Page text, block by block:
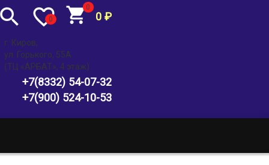
0 ₽
0
0
г. Киров,
ул. Горького, 55А
(ТЦ «АРБАТ», 4 этаж)
+7(8332) 54-07-32
+7(900) 524-10-53